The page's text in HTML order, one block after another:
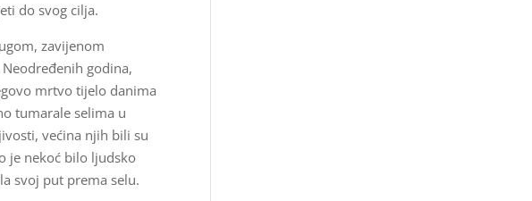
do svog cilja.
zavijenom
godina,
mrtvo tijelo danima
tumarale selima u
većina njih bili su
je nekoć bilo ljudsko
svoj put prema selu.